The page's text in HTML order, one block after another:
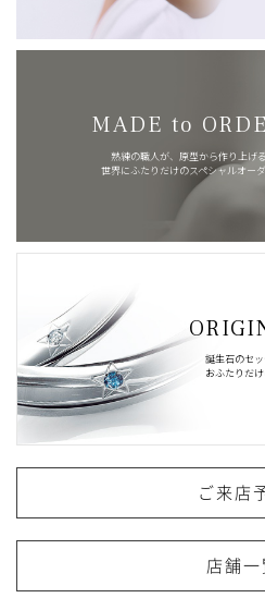
MADE to
熟練の職人が、原型から作り上げる
世界にふたりだけのスペシャルオー
誕生石のセッ
おふたりだ
ご来店
店舗一